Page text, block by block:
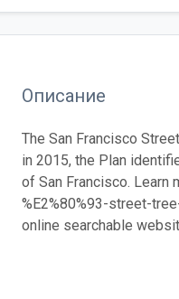
Описание
The San Francisco
in 2015, the Plan
of San Francisco. Learn
%E2%80%93-street-
online searchable